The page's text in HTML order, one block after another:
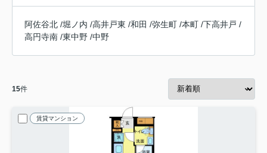
阿佐谷北 /堀ノ内 /高井戸東 /和田 /弥生町 /本町 /下高井戸 /
高円寺南 /東中野 /中野
15件
賃貸マンション